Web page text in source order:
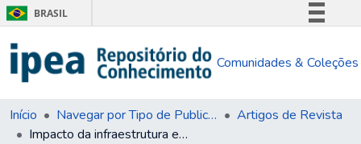
BRASIL
Comunica BR
Acesso à informação
Comunidades & Coleções
Início Navegar por Tipo de Publicação
Artigos de Revista
Impacto da infraestrutura econômica sobre o desenvolvimento